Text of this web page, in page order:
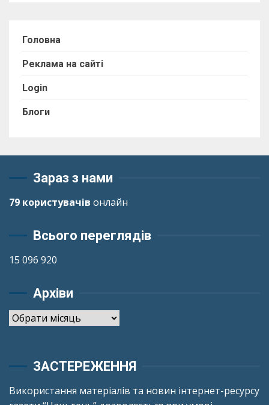
Головна
Реклама на сайті
Login
Блоги
Зараз з нами
79 користувачів онлайн
Всього переглядів
15 096 920
Архіви
Архіви
ЗАСТЕРЕЖЕННЯ
Використання матеріалів та новин інтернет-ресурсу